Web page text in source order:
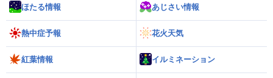
ほたる情報 あじさい情報
熱中症予報 花火天気
紅葉情報 イルミネーション